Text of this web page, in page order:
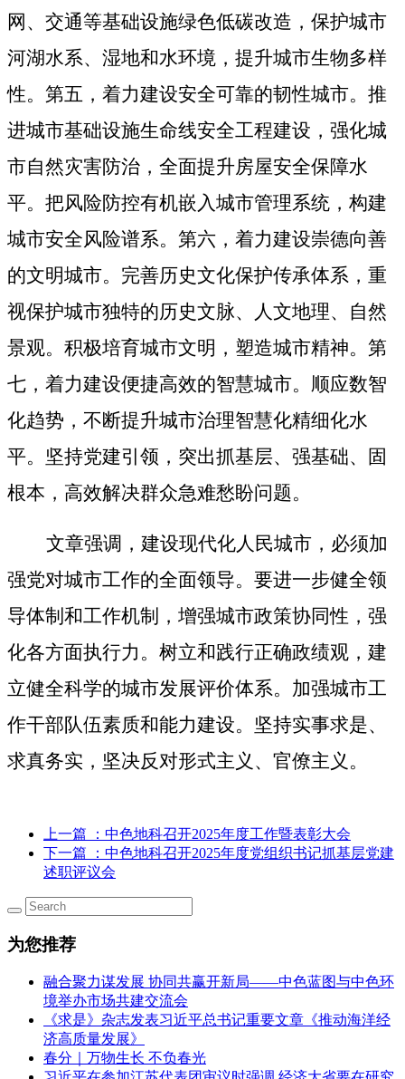
网、交通等基础设施绿色低碳改造，保护城市
河湖水系、湿地和水环境，提升城市生物多样
性。第五，着力建设安全可靠的韧性城市。推
进城市基础设施生命线安全工程建设，强化城
市自然灾害防治，全面提升房屋安全保障水
平。把风险防控有机嵌入城市管理系统，构建
城市安全风险谱系。第六，着力建设崇德向善
的文明城市。完善历史文化保护传承体系，重
视保护城市独特的历史文脉、人文地理、自然
景观。积极培育城市文明，塑造城市精神。第
七，着力建设便捷高效的智慧城市。顺应数智
化趋势，不断提升城市治理智慧化精细化水
平。坚持党建引领，突出抓基层、强基础、固
根本，高效解决群众急难愁盼问题。
文章强调，建设现代化人民城市，必须加
强党对城市工作的全面领导。要进一步健全领
导体制和工作机制，增强城市政策协同性，强
化各方面执行力。树立和践行正确政绩观，建
立健全科学的城市发展评价体系。加强城市工
作干部队伍素质和能力建设。坚持实事求是、
求真务实，坚决反对形式主义、官僚主义。
上一篇
：中色地科召开2025年度工作暨表彰大会
下一篇
：中色地科召开2025年度党组织书记抓基层党建
述职评议会
为您推荐
融合聚力谋发展 协同共赢开新局——中色蓝图与中色环
境举办市场共建交流会
《求是》杂志发表习近平总书记重要文章《推动海洋经
济高质量发展》
春分｜万物生长 不负春光